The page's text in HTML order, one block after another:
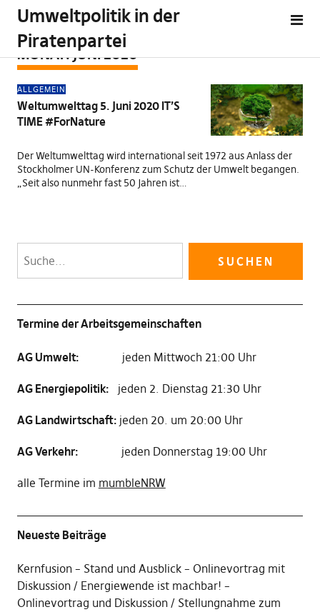
Umweltpolitik in der
Piratenpartei
MONAT:JUNI 2020
ALLGEMEIN
Weltumwelttag 5. Juni 2020 IT’S
TIME #ForNature
Der Weltumwelttag wird international seit 1972 aus Anlass der
Stockholmer UN-Konferenz zum Schutz der Umwelt begangen.
„Seit also nunmehr fast 50 Jahren ist…
Termine der Arbeitsgemeinschaften
AG Umwelt: jeden Mittwoch 21:00 Uhr
AG Energiepolitik: jeden 2. Dienstag 21:30 Uhr
AG Landwirtschaft: jeden 20. um 20:00 Uhr
AG Verkehr: jeden Donnerstag 19:00 Uhr
alle Termine im mumbleNRW
Neueste Beiträge
Kernfusion – Stand und Ausblick – Onlinevortrag mit
Diskussion
Energiewende ist machbar! –
Onlinevortrag und Diskussion
Stellungnahme zum